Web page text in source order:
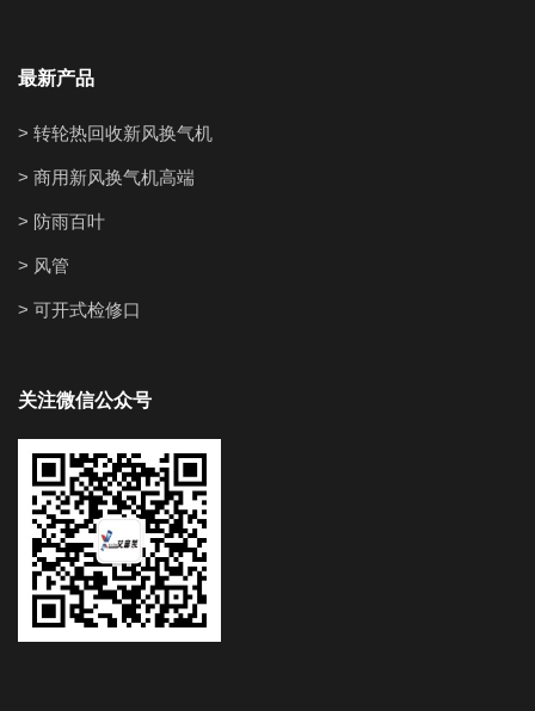
最新产品
> 转轮热回收新风换气机
> 商用新风换气机高端
> 防雨百叶
> 风管
> 可开式检修口
关注微信公众号